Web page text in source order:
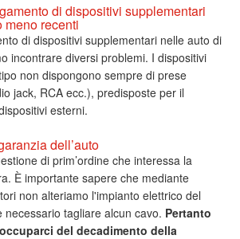
di dispositivi supplementari
meno recenti
di dispositivi supplementari nelle auto di
incontrare diversi problemi. I dispositivi
non dispongono sempre di prese
jack, RCA ecc.), predisposte per il
esterni.
dell’auto
di prim’ordine che interessa la
È importante sapere che mediante
non alteriamo l'impianto elettrico del
necessario tagliare alcun cavo. Pertanto
del decadimento della